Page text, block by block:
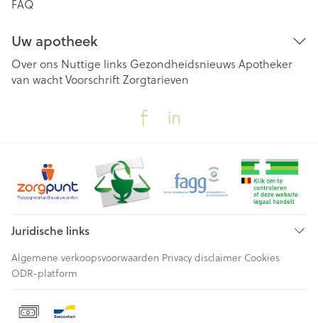
FAQ
Uw apotheek
Over ons Nuttige links Gezondheidsnieuws Apotheker
van wachtVoorschriftZorgtarieven
Juridische links
Algemene verkoopsvoorwaarden Privacy disclaimer Cookies
ODR-platform